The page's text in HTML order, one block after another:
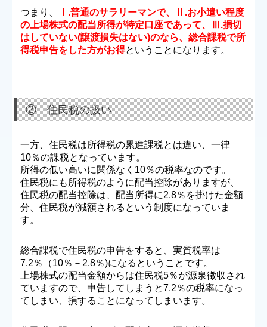
つまり、
Ⅰ.普通のサラリーマンで、Ⅱ.お小遣い程度
の上場株式の配当所得が特定口座であって、Ⅲ.損切
はしていない(譲渡損失はない)のなら、総合課税で所
得税申告をした方がお得ということになります。
② 住民税の扱い
一方、住民税は所得税の累進課税とは違い、一律
10％の課税となっています。
所得の低い高いに関係なく10％の税率なのです。
住民税にも所得税のように配当控除がありますが、
住民税の配当控除は、配当所得に2.8％を掛けた金額
分、住民税が減額されるという制度になっていま
す。
総合課税で住民税の申告をすると、実質税率は
7.2％（10％－2.8％)になるということです。
上場株式の配当金額からは住民税5％が源泉徴収され
ていますので、申告してしまうと7.2％の税率になっ
てしまい、損することになってしまいます。